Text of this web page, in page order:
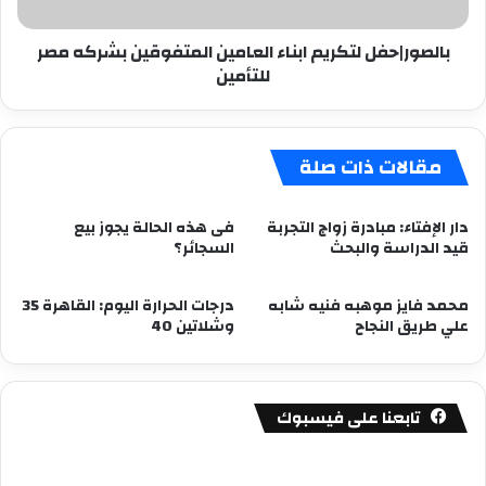
للتأمين
بالصور|حفل لتكريم ابناء العامين المتفوقين بشركه مصر
للتأمين
مقالات ذات صلة
دار الإفتاء: مبادرة زواج التجربة
قيد الدراسة والبحث
فى هذه الحالة يجوز بيع
السجائر؟
محمد فايز موهبه فنيه شابه
علي طريق النجاح
درجات الحرارة اليوم: القاهرة 35
وشلاتين 40
تابعنا على فيسبوك